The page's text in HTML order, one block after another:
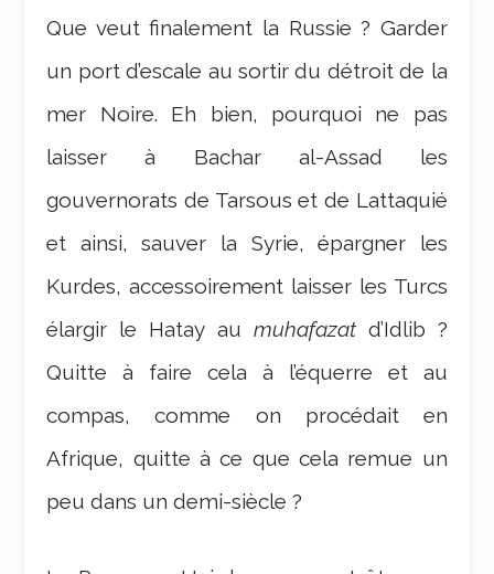
Que veut finalement la Russie ? Garder
un port d’escale au sortir du détroit de la
mer Noire. Eh bien, pourquoi ne pas
laisser à Bachar al-Assad les
gouvernorats de Tarsous et de Lattaquié
et ainsi, sauver la Syrie, épargner les
Kurdes, accessoirement laisser les Turcs
élargir le Hatay au muhafazatd’Idlib ?
Quitte à faire cela à l’équerre et au
compas, comme on procédait en
Afrique, quitte à ce que cela remue un
peu dans un demi-siècle ?